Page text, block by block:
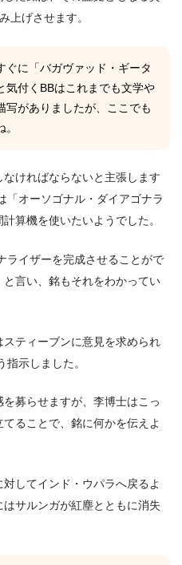
上げさせます。
ぐに「バガヴァッド・ギータ
気付くBBはこれまでも文学や
写がありましたが、ここでも
ければならないと主張します
「オーソゴナル・ダイアゴナラ
算機を使いたいようでした。
ライザーを完成させることがで
言い、銘もそれをわかってい
ティーブンに意見を求められ
示しました。
募らせますが、李博士はこっ
ることで、銘に何かを伝えよ
してインド・ウパラへ戻るよ
サルンガが紅塵とともに消失